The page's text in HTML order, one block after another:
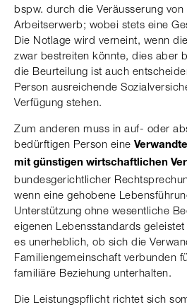
bspw. durch die Veräusserung
Arbeitserwerb; wobei stets eine
Die Notlage wird verneint, wenn
zwar bestreiten könnte, dies aber
die Beurteilung ist auch
Person ausreichende
Verfügung stehen.
Zum anderen muss in auf- oder
bedürftigen Person eine
mit günstigen wirtschaftlichen
bundesgerichtlicher
wenn eine gehobene
Unterstützung ohne wesentliche
eigenen Lebensstandards
es unerheblich, ob sich die
Familiengemeinschaft verbunden
familiäre Beziehung unterhalten.
Die Leistungspflicht richtet sich